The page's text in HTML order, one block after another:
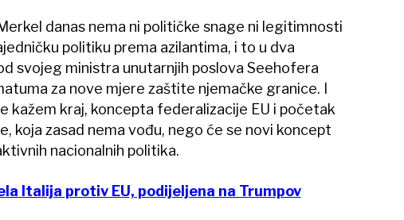
danas nema ni političke snage ni legitimnosti
politiku prema azilantima, i to u dva
svojeg ministra unutarnjih poslova Seehofera
za nove mjere zaštite njemačke granice. I
kažem kraj, koncepta federalizacije EU i početak
koja zasad nema vođu, nego će se novi koncept
nacionalnih politika.
Italija protiv EU, podijeljena na Trumpov